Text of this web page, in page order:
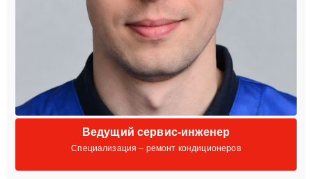
Ведущий сервис-инженер
Специализация – ремонт кондиционеров